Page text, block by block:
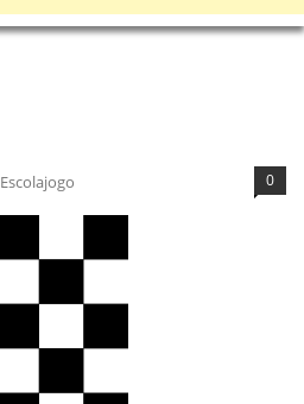
Escolajogo 0